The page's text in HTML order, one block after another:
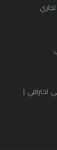
احترافي |